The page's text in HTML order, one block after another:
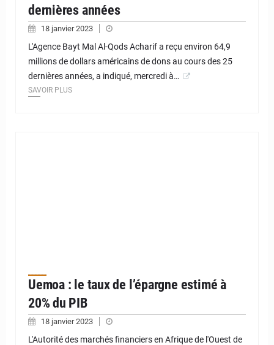
dernières années
18 janvier 2023
L'Agence Bayt Mal Al-Qods Acharif a reçu environ 64,9
millions de dollars américains de dons au cours des 25
dernières années, a indiqué, mercredi à…
SAVOIR PLUS
Uemoa : le taux de l’épargne estimé à
20% du PIB
18 janvier 2023
L'Autorité des marchés financiers en Afrique de l'Ouest de